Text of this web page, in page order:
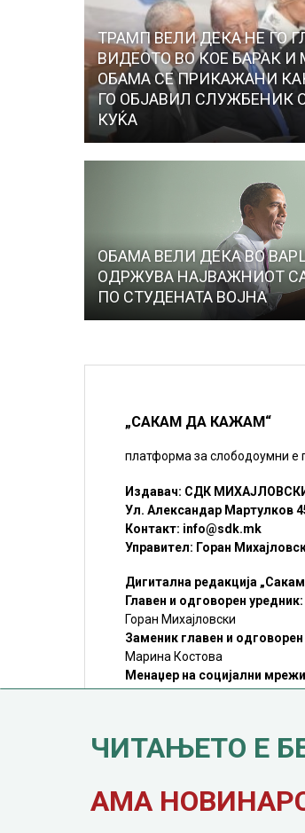
ТРАМП ВЕЛИ ДЕКА НЕ ГО
ВИДЕОТО ВО КОЕ БАРАК
ОБАМА СЕ ПРИКАЖАНИ
ГО ОБЈАВИЛ СЛУЖБЕНИК
КУЌА
ОБАМА ВЕЛИ ДЕКА ВО
ОДРЖУВА НАЈВАЖНИОТ
ПО СТУДЕНАТА ВОЈНА
„САКАМ ДА КАЖАМ“
платформа за слободоумни е
Издавач: СДК
Ул. Александар Мартулков
Контакт: info@sdk.mk
Управител: Горан
Дигитална редакција
Главен и одговорен уредник:
Горан Михајловски
Заменик главен и
Марина Костова
Менаџер на социјални
Мирослав Илиоски
©SDK.MK Крадењето авторски текстови
Преземањето на авторски содржини
ЧИТАЊЕТО Е
АМА